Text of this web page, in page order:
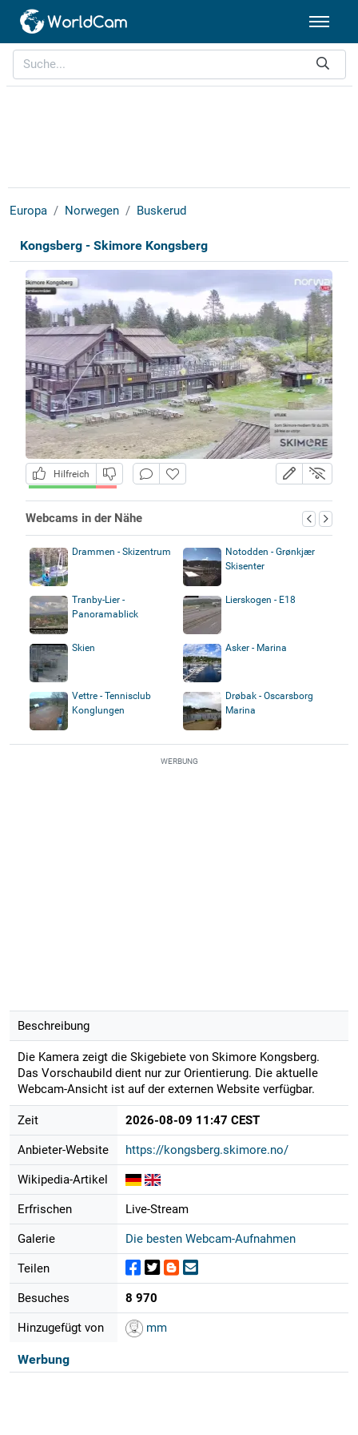
Europa Norwegen Buskerud
Kongsberg - Skimore Kongsberg
Hilfreich
Webcams in der Nähe
Drammen - Skizentrum
Notodden - Grønkjær
Skisenter
Tranby-Lier -
Panoramablick
Lierskogen - E18
Skien Asker - Marina
Vettre - Tennisclub
Konglungen
Drøbak - Oscarsborg
Marina
WERBUNG
Beschreibung
Die Kamera zeigt die Skigebiete von Skimore Kongsberg.
Das Vorschaubild dient nur zur Orientierung. Die aktuelle
Webcam-Ansicht ist auf der externen Website verfügbar.
Zeit 2026-08-09 11:47 CEST
Anbieter-Website https://kongsberg.skimore.no/
Wikipedia-Artikel
Erfrischen Live-Stream
Galerie Die besten Webcam-Aufnahmen
Teilen
Besuches 8 970
Hinzugefügt von mm
Werbung